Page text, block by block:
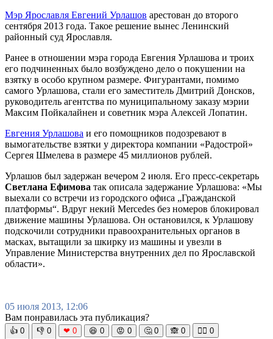
Мэр Ярославля Евгений Урлашов арестован до второго
сентября 2013 года. Такое решение вынес Ленинский
районный суд Ярославля.
Ранее в отношении мэра города Евгения Урлашова и троих
его подчиненных было возбуждено дело о покушении на
взятку в особо крупном размере. Фигурантами, помимо
самого Урлашова, стали его заместитель Дмитрий Донсков,
руководитель агентства по муниципальному заказу мэрии
Максим Пойкалайнен и советник мэра Алексей Лопатин.
Евгения Урлашова и его помощников подозревают в
вымогательстве взятки у директора компании «Радострой»
Сергея Шмелева в размере 45 миллионов рублей.
Урлашов был задержан вечером 2 июля. Его пресс-секретарь
Светлана Ефимова так описала задержание Урлашова: «Мы
выехали со встречи из городского офиса „Гражданской
платформы“. Вдруг некий Mercedes без номеров блокировал
движение машины Урлашова. Он остановился, к Урлашову
подскочили сотрудники правоохранительных органов в
масках, вытащили за шкирку из машины и увезли в
Управление Министерства внутренних дел по Ярославской
области».
05 июля 2013, 12:06
Вам понравилась эта публикация?
👍 0 👎 0 ❤ 0 😆 0 😡 0 🤔 0 🙈 0 🧘‍♀️ 0